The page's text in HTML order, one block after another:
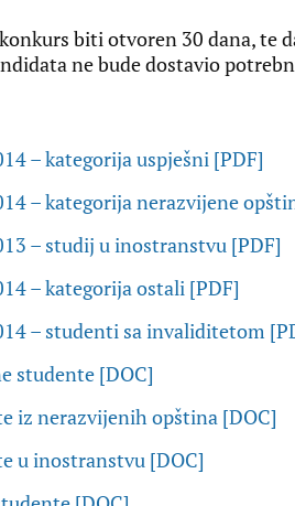
biti otvoren 30 dana, te
ne bude dostavio
– kategorija uspješni [PDF]
– kategorija nerazvijene
– studij u inostranstvu [PDF]
– kategorija ostali [PDF]
– studenti sa invaliditetom
studente [DOC]
iz nerazvijenih opština [DOC]
u inostranstvu [DOC]